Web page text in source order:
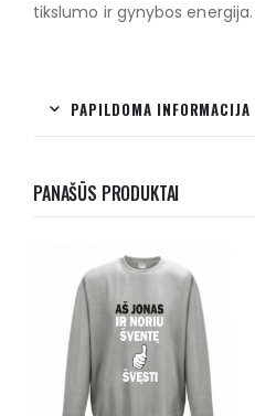
tikslumo ir gynybos energija.
PAPILDOMA INFORMACIJA
PANAŠŪS PRODUKTAI